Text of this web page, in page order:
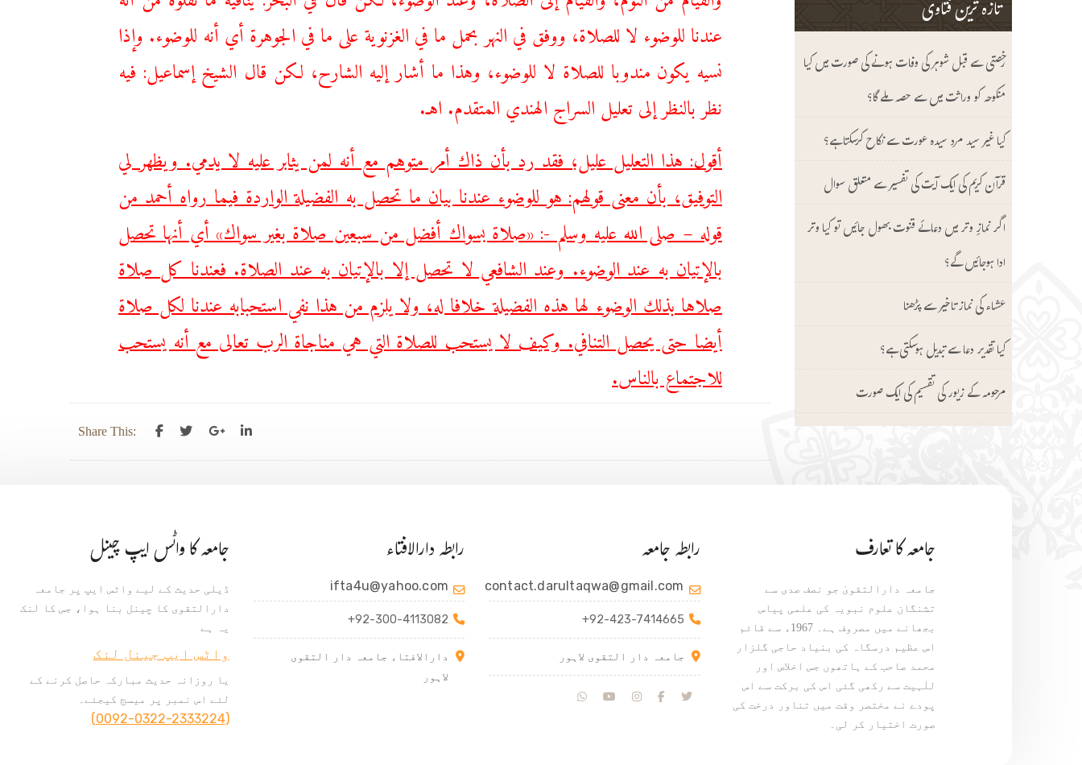
عندنا للوضوء لا للصلاة، ووفق في النهر بحمل ما في الغزنوية على ما في الجوهرة أي أنه للوضوء. وإذا
نسيه يكون مندوبا للصلاة لا للوضوء، وهذا ما أشار إليه الشارح، لكن قال الشيخ إسماعيل: فيه
نظر بالنظر إلى تعليل السراج الهندي المتقدم. اهـ.
أقول: هذا التعليل عليل؛ فقد رد بأن ذاك أمر متوهم مع أنه لمن يثابر عليه لا يدمي. ويظهر لي
التوفيق، بأن معنى قولهم: هو للوضوء عندنا بيان ما تحصل به الفضيلة الواردة فيما رواه أحمد من
قوله – صلى الله عليه وسلم -: «صلاة بسواك أفضل من سبعين صلاة بغير سواك» أي أنها تحصل
بالإتيان به عند الوضوء. وعند الشافعي لا تحصل إلا بالإتيان به عند الصلاة. فعندنا كل صلاة
صلاها‌بذلك‌الوضوء لها هذه الفضيلة خلافا له، ولا يلزم من هذا نفي استحبابه عندنا لكل صلاة
أيضا حتى يحصل التنافي. وكيف لا يستحب للصلاة التي هي مناجاة الرب تعالى مع أنه يستحب
للاجتماع بالناس.
Share This:
تازہ ترین فتاوی
رخصتی سے قبل شوہر کی وفات ہونے کی صورت میں کیا
منکوحہ کو وراثت میں سے حصہ ملے گا؟
کیا غیر سید مرد سیدہ عورت سے نکاح کرسکتا ہے؟
قرآن کریم کی ایک آیت کی تفسیر سے متعلق سوال
اگر نمازِ وتر میں دعائے قنوت بھول جائیں تو کیا وتر
ادا ہوجائیں گے؟
عشاء کی نماز تاخیر سے پڑھنا
کیا تقدیر دعا سے تبدیل ہوسکتی ہے؟
مرحومہ کے زیور کی تقسیم کی ایک صورت
جامعہ کا تعارف
جامعہ دارالتقویٰ جو نصف صدی سے
تشنگان علوم نبویہ کی علمی پیاس
بجھانے میں مصروف ہے۔ 1967ء سے قائم
اس عظیم درسگاہ کی بنیاد حاجی گلزار
محمد صاحب کے ہاتھوں جس اخلاص اور
للٰہیت سے رکھی گئی اس کی برکت سے اس
پودے نے مختصر وقت میں تناور درخت کی
صورت اختیار کر لی۔
رابطہ جامعہ
contact.darultaqwa@gmail.com
+92-423-7414665
جامعہ دار التقوی لاہور
رابطہ دارالافتاء
ifta4u@yahoo.com
+92-300-4113082
دارالافتاء جامعہ دار التقوی
لاہور
جامعہ کا واٹس ایپ چینل
ڈیلی حدیث کے لیے واٹس ایپ پر جامعہ
دارالتقوی کا چینل بنا ہوا، جس کا لنک
یہ ہے
واٹس ایپ جینل لنک
یا روزانہ حدیث مبارکہ حاصل کرنے کے
لئے اس نمبر پر میسج کیجئے۔
(0092-0322-2333224)